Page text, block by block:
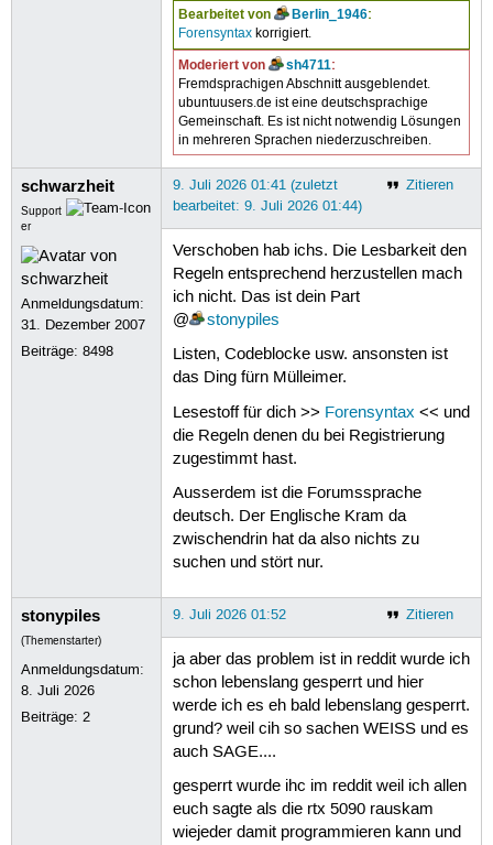
Bearbeitet von Berlin_1946:
Forensyntax korrigiert.
Moderiert von sh4711:
Fremdsprachigen Abschnitt ausgeblendet.
ubuntuusers.de ist eine deutschsprachige
Gemeinschaft. Es ist nicht notwendig Lösungen
in mehreren Sprachen niederzuschreiben.
schwarzheit
Support
er
Anmeldungsdatum:
31. Dezember 2007
Beiträge:8498
Zitieren
9. Juli 2026 01:41 (zuletzt
bearbeitet: 9. Juli 2026 01:44)
Verschoben hab ichs. Die Lesbarkeit den
Regeln entsprechend herzustellen mach
ich nicht. Das ist dein Part
@
stonypiles
Listen, Codeblocke usw. ansonsten ist
das Ding fürn Mülleimer.
Lesestoff für dich >> Forensyntax << und
die Regeln denen du bei Registrierung
zugestimmt hast.
Ausserdem ist die Forumssprache
deutsch. Der Englische Kram da
zwischendrin hat da also nichts zu
suchen und stört nur.
stonypiles
(Themenstarter)
Anmeldungsdatum:
8. Juli 2026
Beiträge:2
Zitieren
9. Juli 2026 01:52
ja aber das problem ist in reddit wurde ich
schon lebenslang gesperrt und hier
werde ich es eh bald lebenslang gesperrt.
grund? weil cih so sachen WEISS und es
auch SAGE....
gesperrt wurde ihc im reddit weil ich allen
euch sagte als die rtx 5090 rauskam
wiejeder damit programmieren kann und